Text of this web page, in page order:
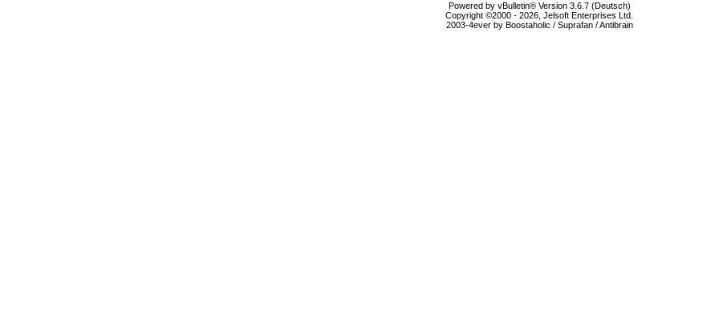
Powered by vBulletin® Version 3.6.7 (Deutsch)
Copyright ©2000 - 2026, Jelsoft Enterprises Ltd.
2003-4ever by Boostaholic / Suprafan / Antibrain